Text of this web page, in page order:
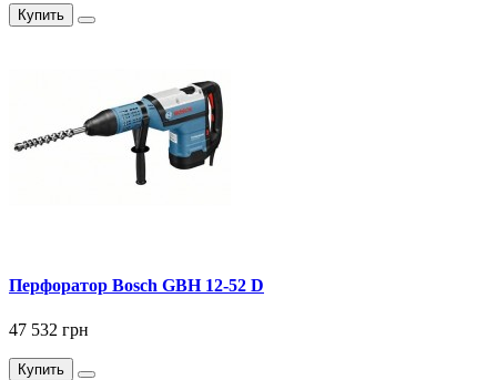
Купить
Перфоратор Bosch GBH 12-52 D
47 532 грн
Купить